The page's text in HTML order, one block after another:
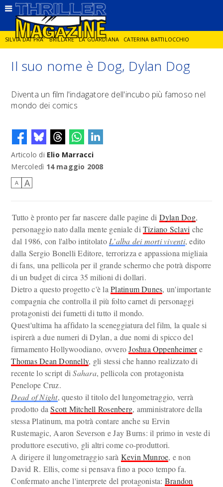
SILVIA DAI PRA' BRILLARE LA GUARDIANA CATERINA BATTILOCCHIO
JORGE DIAZ LA SPIA DELITTO IN CORNICE GIANCARLO DE CATALDO
DIEGO ZANDEL GLI ANNI DI PIETRA
Il suo nome è Dog, Dylan Dog
Diventa un film l'indagatore dell'incubo più famoso nel
mondo dei comics
Articolo di Elio Marracci
Mercoledì 14 maggio 2008
A A
Tutto è pronto per far nascere dalle pagine di Dylan Dog,
personaggio nato dalla mente geniale diTiziano Sclavi che
dal 1986, con l'albo intitolato L’alba dei morti viventi, edito
dalla Sergio Bonelli Editore, terrorizza e appassiona migliaia
di fans, una pellicola per il grande schermo che potrà disporre
di un budget di circa 35 milioni di dollari.
Dietro a questo progetto c'è laPlatinum Dunes, un'importante
compagnia che controlla il più folto carnet di personaggi
protagonisti dei fumetti di tutto il mondo.
Quest'ultima ha affidato la sceneggiatura del film, la quale si
ispirerà a due numeri di Dylan, a due nomi di spicco del
firmamento Hollywoodiano, ovveroJoshua Oppenheimere
Thomas Dean Donnelly, gli stessi che hanno realizzato di
recente lo script diSahara, pellicola con protagonista
Penelope Cruz.
Dead of Night, questo il titolo del lungometraggio, verrà
prodotto daScott Mitchell Rosenberg, amministratore della
stessa Platinum, ma potrà contare anche su Ervin
Rustemagic, Aaron Severson e Jay Burns: il primo in veste di
produttore esecutivo, gli altri come co-produttori.
A dirigere il lungometraggio sarà Kevin Munroe, e non
David R. Ellis, come si pensava fino a poco tempo fa.
Confermato anche l'interprete del protagonista: Brandon